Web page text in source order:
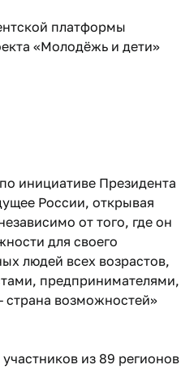
платформы
«Молодёжь и дети»
инициативе Президента
России, открывая
от того, где он
для своего
людей всех возрастов,
предпринимателями,
возможностей»
из 89 регионов